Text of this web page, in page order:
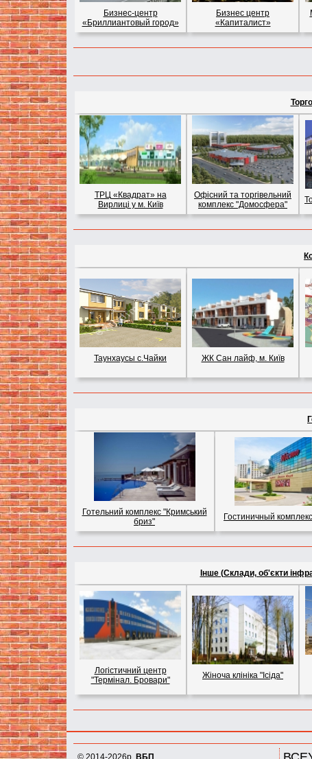
Бизнес-центр
«Бриллиантовый город»
Бизнес центр
«Капиталист»
ТРЦ «Квадрат» на
Вирлиці у м. Київ
Офісний та торгівельний
комплекс "Домосфера"
Таунхаусы с.Чайки ЖК Сан лайф, м. Київ
Готельний комплекс "Кримський
бриз"
Гостиничный
Інше (Склади, об'єкти
Логістичний центр
"Термінал. Бровари"
Жіноча клініка "Ісіда"
© 2014-2026р. ВБП